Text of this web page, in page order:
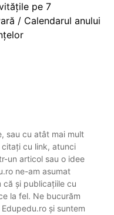
pe 7
/ Calendarul anului
sau cu atât mai mult
cu link, atunci
un articol sau o idee
ne-am asumat
că și publicațiile cu
la fel. Ne bucurăm
și suntem